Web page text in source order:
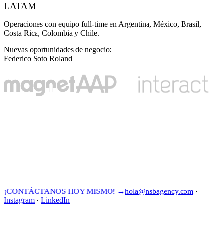
LATAM
Operaciones con equipo full-time en Argentina, México, Brasil,
Costa Rica, Colombia y Chile.
Nuevas oportunidades de negocio:
Federico Soto Roland
¡CONTÁCTANOS HOY MISMO! →
hola@nsbagency.com ·
Instagram · LinkedIn